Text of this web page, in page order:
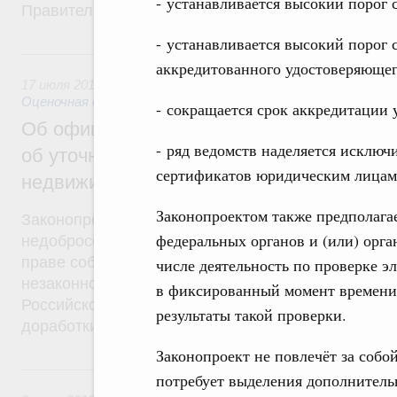
- устанавливается высокий порог
аккредитованного
- сокращается срок
- ряд ведомств наделяется
сертификатов юридическим
Законопроектом также
федеральных органов и (или)
числе деятельность по проверке
в фиксированный момент
результаты такой проверки.
Законопроект не повлечёт за
потребует выделения
Правительство поддерживает законопроект с
17 июля 2019, среда
Оценочная деятельность
Об официальном отзыве Правительства
об уточнении порядка государственной
недвижимости на основании
Законопроект направлен на защиту интересов
недобросовестных действий по отчуждению
праве собственности недвижимого имущества с
незаконно полученного ключа электронной
Российской Федерации поддерживает
доработки с учетом замечаний.